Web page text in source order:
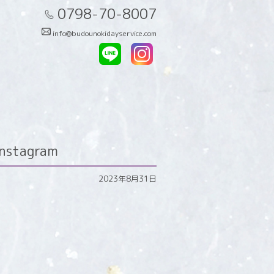
0798-70-8007
info@budounokidayservice.com
2023年8月31日